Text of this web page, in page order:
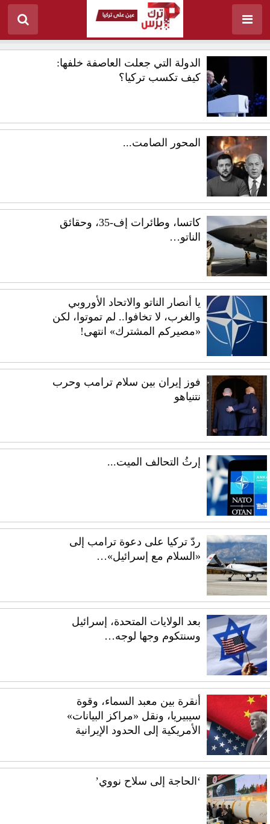
الدولة التي جعلت العاصفة خلفها:
كيف تكسب تركيا؟
المحور الصامت...
كاتسا، وطائرات إف-35، وحقائق
الناتو…
يا أنصار الناتو والاتحاد الأوروبي
والغرب، لا تخافوا.. لم تموتوا، لكن
«مصيركم المشترك» انتهى!
فوز إيران بين سلام ترامب وحرب
نتنياهو
إرثُ التحالف الميت...
ردّ تركيا على دعوة ترامب إلى
«السلام مع إسرائيل»…
بعد الولايات المتحدة، إسرائيل
وسنتكوم وجها لوجه…
أنقرة بين معبد السماء، وقوة
سيبيريا، ونقل «مراكز البيانات»
الأمريكية إلى الحدود الإيرانية
‘الحاجة إلى سلاح نووي’